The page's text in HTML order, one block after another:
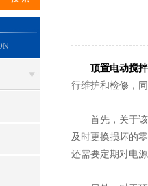
顶置电动搅
行维护和检修，
首先，关于该设
及时更换损坏的
还需要定期对电